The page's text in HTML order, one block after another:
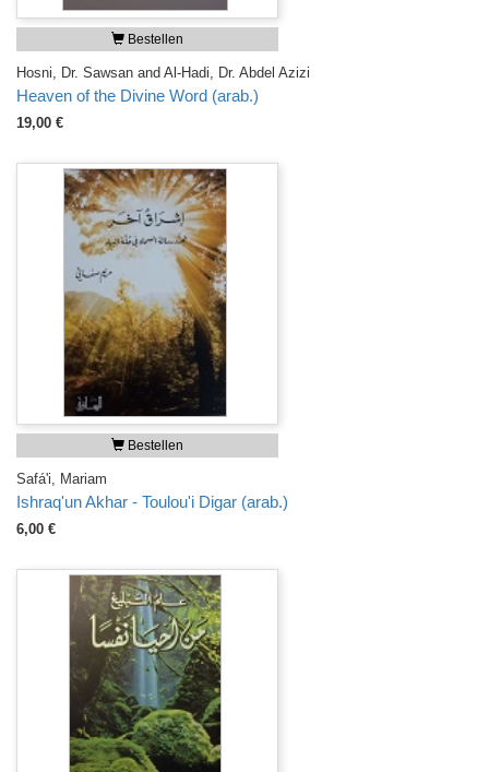
Bestellen
Hosni, Dr. Sawsan and Al-Hadi, Dr. Abdel Azizi
Heaven of the Divine Word (arab.)
19,00 €
Bestellen
Safá'i, Mariam
Ishraq'un Akhar - Toulou'i Digar (arab.)
6,00 €